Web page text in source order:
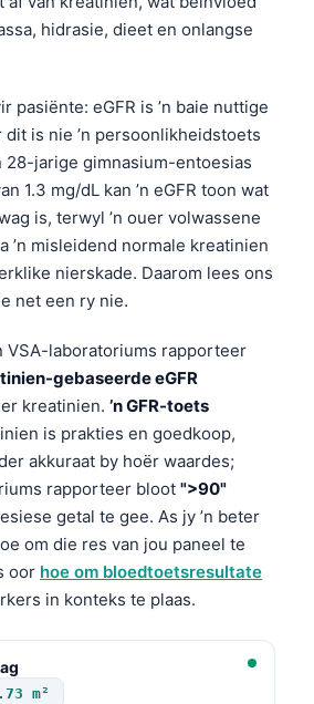
hidrasie, dieet en onlangse
pasiënte: eGFR is ’n baie nuttige
is nie ’n persoonlikheidstoets
28-jarige gimnasium-entoesias
1.3 mg/dL kan ’n eGFR toon wat
is, terwyl ’n ouer volwassene
’n misleidend normale kreatinien
nierskade. Daarom lees ons
net een ry nie.
VSA-laboratoriums rapporteer
gebaseerde eGFR
kreatinien. ’n GFR-toets
is prakties en goedkoop,
akkuraat by hoër waardes;
rapporteer bloot ">90"
getal te gee. As jy ’n beter
om die res van jou paneel te
oor hoe om bloedtoetsresultate
in konteks te plaas.
m²